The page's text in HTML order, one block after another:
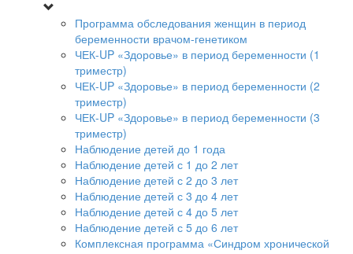
Программа обследования женщин в период
беременности врачом-генетиком
ЧЕК-UP «Здоровье» в период беременности (1
триместр)
ЧЕК-UP «Здоровье» в период беременности (2
триместр)
ЧЕК-UP «Здоровье» в период беременности (3
триместр)
Наблюдение детей до 1 года
Наблюдение детей с 1 до 2 лет
Наблюдение детей с 2 до 3 лет
Наблюдение детей с 3 до 4 лет
Наблюдение детей с 4 до 5 лет
Наблюдение детей с 5 до 6 лет
Комплексная программа «Синдром хронической